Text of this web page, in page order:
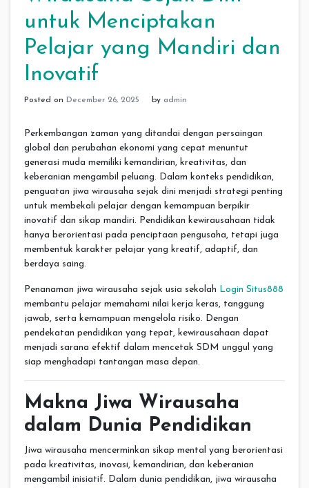
untuk Menciptakan
Pelajar yang Mandiri dan
Inovatif
Posted on December 26, 2025 by admin
Perkembangan zaman yang ditandai dengan persaingan
global dan perubahan ekonomi yang cepat menuntut
generasi muda memiliki kemandirian, kreativitas, dan
keberanian mengambil peluang. Dalam konteks pendidikan,
penguatan jiwa wirausaha sejak dini menjadi strategi penting
untuk membekali pelajar dengan kemampuan berpikir
inovatif dan sikap mandiri. Pendidikan kewirausahaan tidak
hanya berorientasi pada penciptaan pengusaha, tetapi juga
membentuk karakter pelajar yang kreatif, adaptif, dan
berdaya saing.
Penanaman jiwa wirausaha sejak usia sekolah Login Situs888
membantu pelajar memahami nilai kerja keras, tanggung
jawab, serta kemampuan mengelola risiko. Dengan
pendekatan pendidikan yang tepat, kewirausahaan dapat
menjadi sarana efektif dalam mencetak SDM unggul yang
siap menghadapi tantangan masa depan.
Makna Jiwa Wirausaha
dalam Dunia Pendidikan
Jiwa wirausaha mencerminkan sikap mental yang berorientasi
pada kreativitas, inovasi, kemandirian, dan keberanian
mengambil inisiatif. Dalam dunia pendidikan, jiwa wirausaha